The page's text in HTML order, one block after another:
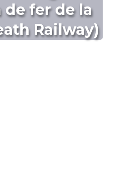
fer de la
Railway)